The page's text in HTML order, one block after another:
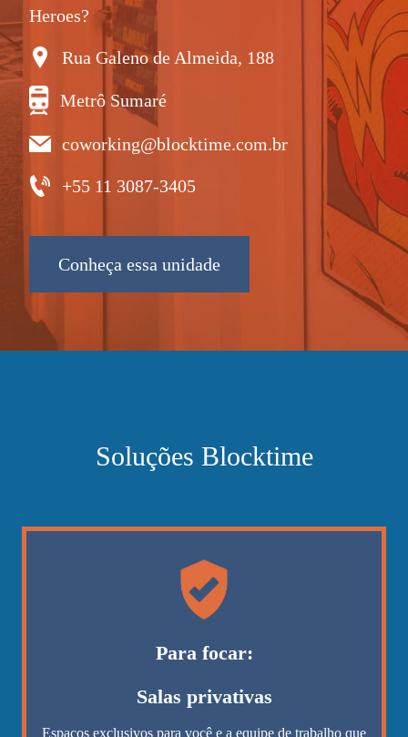
Heroes?
Rua Galeno de Almeida, 188
Metrô Sumaré
coworking@blocktime.com.br
+55 11 3087-3405
Conheça essa unidade
Soluções Blocktime
Para focar:
Salas privativas
Espaços exclusivos para você e a equipe de trabalho que